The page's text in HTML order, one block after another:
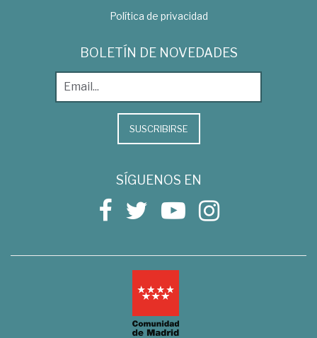
Política de privacidad
BOLETÍN DE NOVEDADES
SUSCRIBIRSE
SÍGUENOS EN